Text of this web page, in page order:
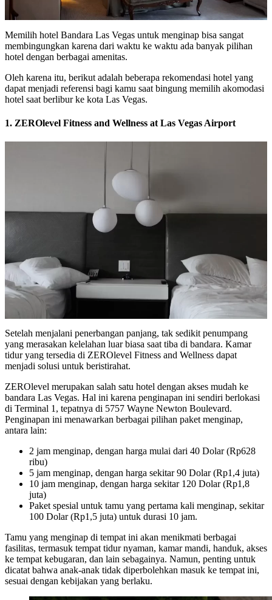
Memilih hotel Bandara Las Vegas untuk menginap bisa sangat
membingungkan karena dari waktu ke waktu ada banyak pilihan
hotel dengan berbagai amenitas.
Oleh karena itu, berikut adalah beberapa rekomendasi hotel yang
dapat menjadi referensi bagi kamu saat bingung memilih akomodasi
hotel saat berlibur ke kota Las Vegas.
1. ZEROlevel Fitness and Wellness at Las Vegas Airport
Setelah menjalani penerbangan panjang, tak sedikit penumpang
yang merasakan kelelahan luar biasa saat tiba di bandara. Kamar
tidur yang tersedia di ZEROlevel Fitness and Wellness dapat
menjadi solusi untuk beristirahat.
ZEROlevel merupakan salah satu hotel dengan akses mudah ke
bandara Las Vegas. Hal ini karena penginapan ini sendiri berlokasi
di Terminal 1, tepatnya di 5757 Wayne Newton Boulevard.
Penginapan ini menawarkan berbagai pilihan paket menginap,
antara lain:
2 jam menginap, dengan harga mulai dari 40 Dolar (Rp628
ribu)
5 jam menginap, dengan harga sekitar 90 Dolar (Rp1,4 juta)
10 jam menginap, dengan harga sekitar 120 Dolar (Rp1,8
juta)
Paket spesial untuk tamu yang pertama kali menginap, sekitar
100 Dolar (Rp1,5 juta) untuk durasi 10 jam.
Tamu yang menginap di tempat ini akan menikmati berbagai
fasilitas, termasuk tempat tidur nyaman, kamar mandi, handuk, akses
ke tempat kebugaran, dan lain sebagainya. Namun, penting untuk
dicatat bahwa anak-anak tidak diperbolehkan masuk ke tempat ini,
sesuai dengan kebijakan yang berlaku.